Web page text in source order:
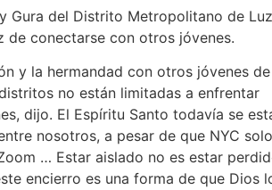
Gura del Distrito Metropolitano de
de conectarse con otros jóvenes.
y la hermandad con otros jóvenes de
no están limitadas a enfrentar
dijo. El Espíritu Santo todavía se
nosotros, a pesar de que NYC solo
… Estar aislado no es estar
encierro es una forma de que Dios